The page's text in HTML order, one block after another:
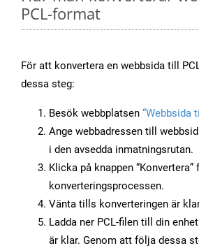
PCL-format
För att konvertera en webbsida till
dessa steg:
Besök webbplatsen “Webbsida
Ange webbadressen till
i den avsedda inmatningsrutan.
Klicka på knappen
konverteringsprocessen.
Vänta tills konverteringen är
Ladda ner PCL-filen till din
är klar. Genom att följa dessa